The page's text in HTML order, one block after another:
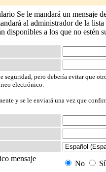
Se le mandará un mensaje
al administrador de la
disponibles a los que no estén
pero debería evitar que
electrónico.
y se le enviará una vez que
mensaje
No Sí